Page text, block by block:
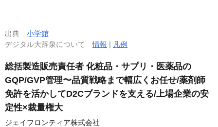
出典 小学館
デジタル大辞泉について情報 | 凡例
総括製造販売責任者 化粧品・サプリ・医薬品の
GQP/GVP管理〜品質戦略まで幅広くお任せ/薬剤師
免許を活かしてD2Cブランドを支える/上場企業の安
定性×裁量権大
ジェイフロンティア株式会社